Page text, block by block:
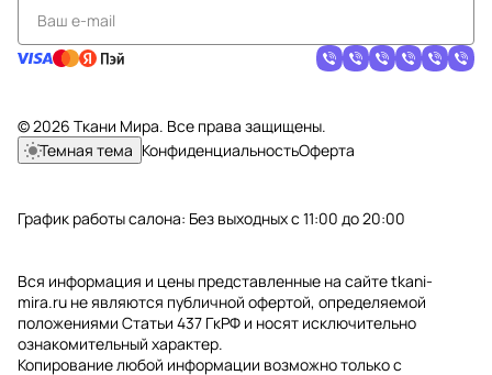
© 2026 Ткани Мира. Все права защищены.
Темная тема КонфиденциальностьОферта
График работы салона: Без выходных с 11:00 до 20:00
Вся информация и цены представленные на сайте tkani-
mira.ru не являются публичной офертой, определяемой
положениями Статьи 437 ГкРФ и носят исключительно
ознакомительный характер.
Копирование любой информации возможно только с